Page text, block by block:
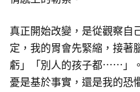
真正開始改變，是從觀察自
定，我的胃會先緊縮，接著
虧」「別人的孩子都⋯⋯」
憂是基於事實，還是我的恐